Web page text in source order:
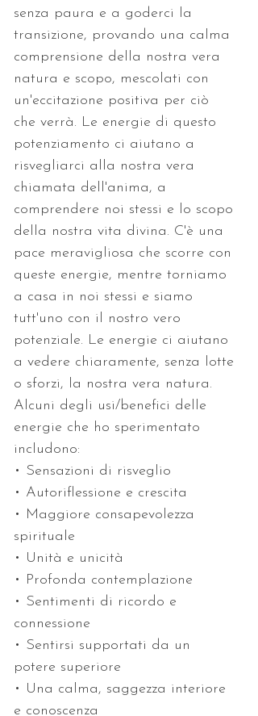
senza paura e a goderci la
transizione, provando una calma
comprensione della nostra vera
natura e scopo, mescolati con
un'eccitazione positiva per ciò
che verrà. Le energie di questo
potenziamento ci aiutano a
risvegliarci alla nostra vera
chiamata dell'anima, a
comprendere noi stessi e lo scopo
della nostra vita divina. C'è una
pace meravigliosa che scorre con
queste energie, mentre torniamo
a casa in noi stessi e siamo
tutt'uno con il nostro vero
potenziale. Le energie ci aiutano
a vedere chiaramente, senza lotte
o sforzi, la nostra vera natura.
Alcuni degli usi/benefici delle
energie che ho sperimentato
includono:
• Sensazioni di risveglio
• Autoriflessione e crescita
• Maggiore consapevolezza
spirituale
• Unità e unicità
• Profonda contemplazione
• Sentimenti di ricordo e
connessione
• Sentirsi supportati da un
potere superiore
• Una calma, saggezza interiore
e conoscenza